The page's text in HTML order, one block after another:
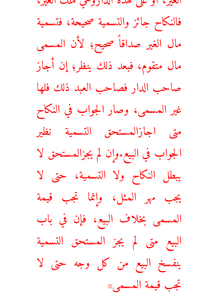
فالنكاح جائز والتسمية صحيحة، فتسمية
مال الغير صداقاً صحيح؛ لأن المسمى
مال متقوم، فبعد ذلك ينظر؛ إن أجاز
صاحب الدار فصاحب العبد ذلك فلها
غير المسمى، وصار الجواب في النكاح
متى اجازالمستحق التسمية نظير
الجواب في البيع.وإن لم يجزالمستحق لا
يبطل النكاح ولا التسمية، حتى لا
يجب مهر المثل، وإنما تجب قيمة
المسمى بخلاف البيع، فإن في باب
البيع متى لم يجز المستحق التسمية
ينفسخ البيع من كل وجه حتى لا
تجب قيمة المسمى»